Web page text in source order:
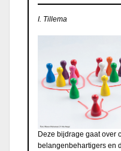
I. Tillema
Deze bijdrage gaat over
belangenbehartigers en